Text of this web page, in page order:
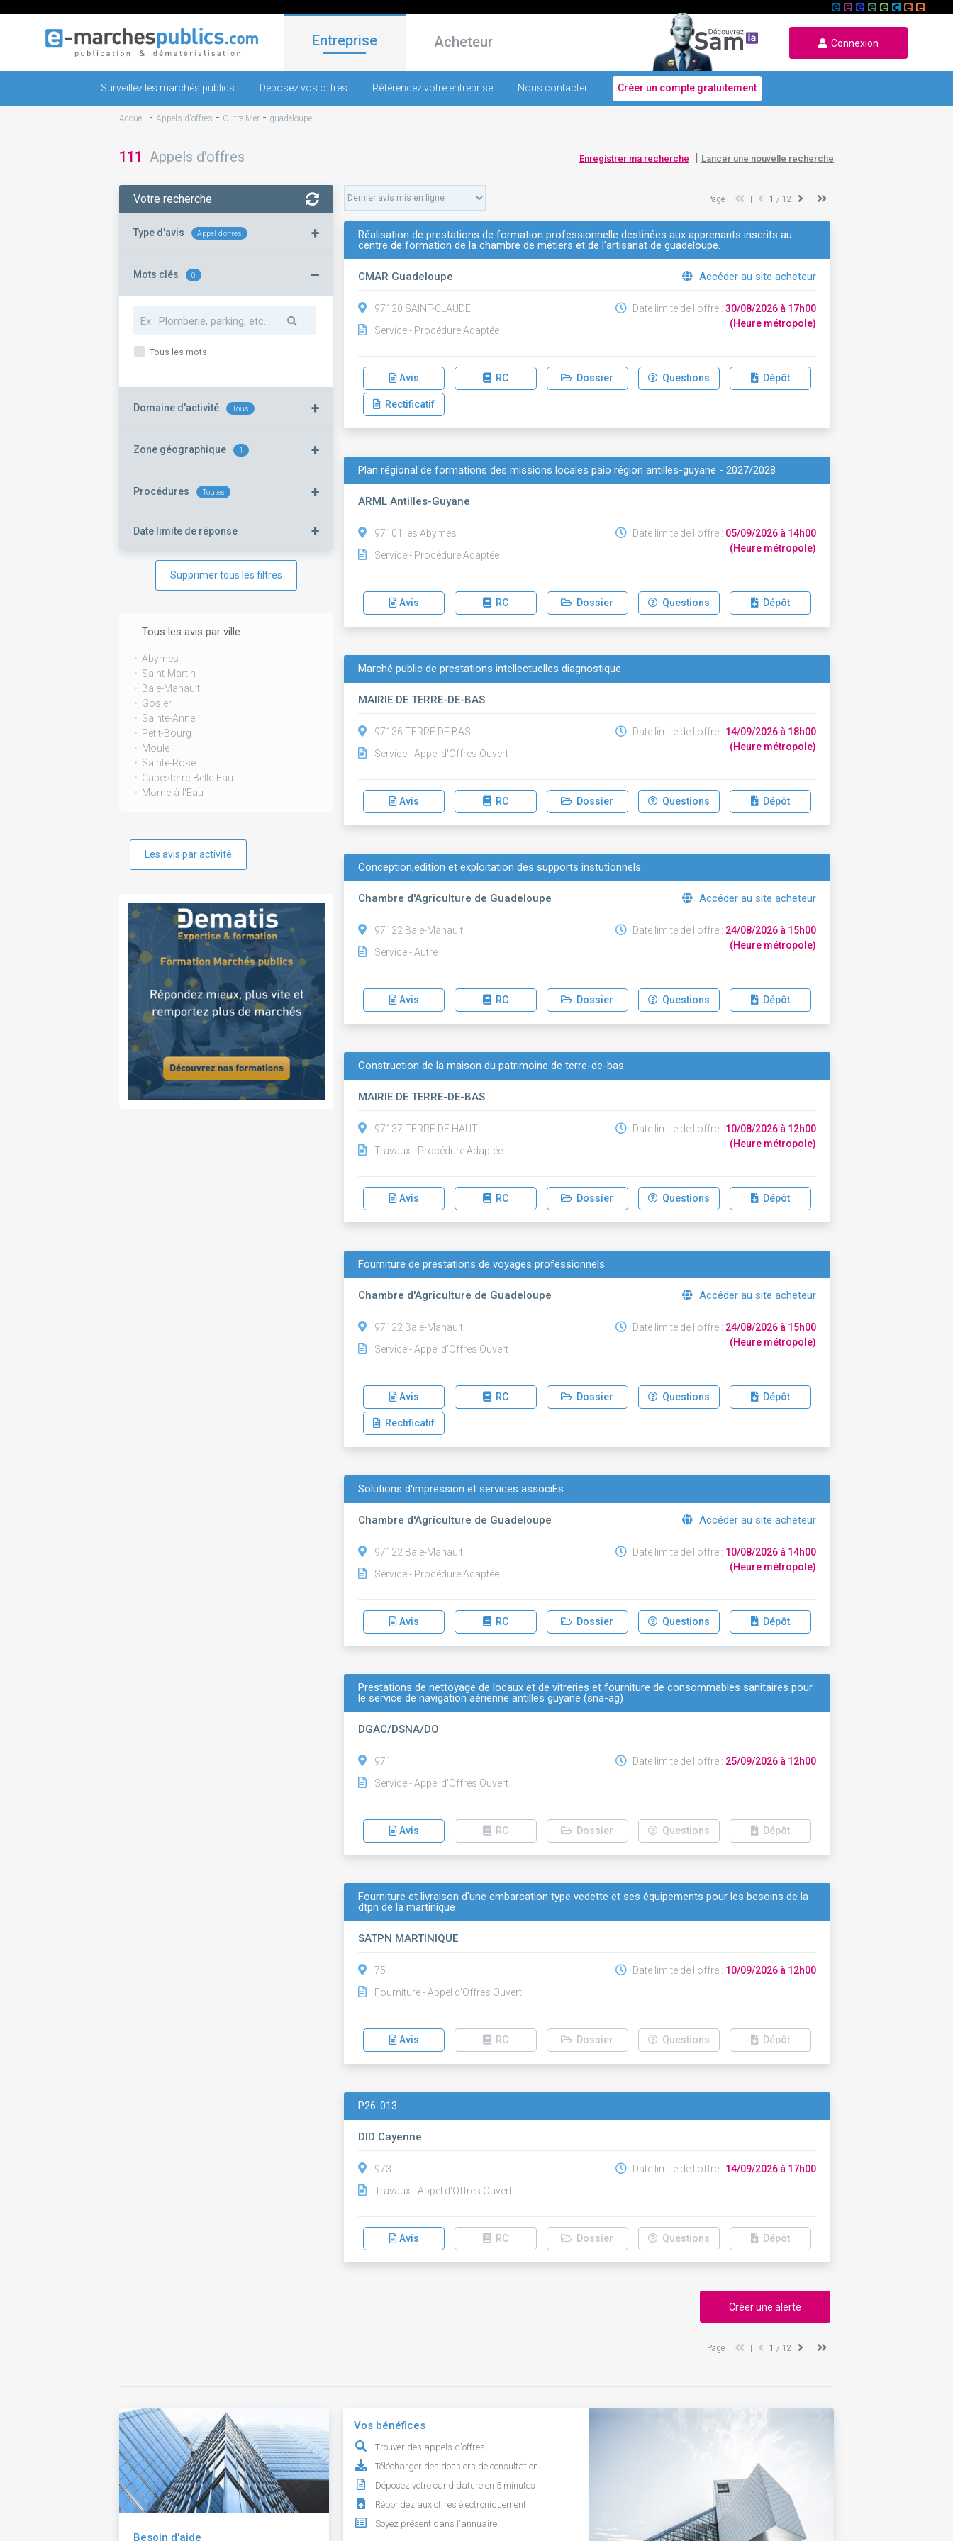
Entreprise Acheteur Connexion
Surveillez les marchés publics Déposez vos offres Référencez votre entreprise Nous contacter Créer un compte gratuitement
Accueil - Appels d'offres - Outre-Mer - guadeloupe
111 Appels d'offres Enregistrer ma recherche | Lancer une nouvelle recherche
Votre recherche
Type d'avis Appel d'offres +
Mots clés 0 –
Tous les mots
Domaine d'activité Tous +
Zone géographique 1 +
Procédures Toutes +
Date limite de réponse +
Supprimer tous les filtres
Tous les avis par ville
Abymes
Saint-Martin
Baie-Mahault
Gosier
Sainte-Anne
Petit-Bourg
Moule
Sainte-Rose
Capesterre-Belle-Eau
Morne-à-l'Eau
Les avis par activité
Page : 1 / 12
Réalisation de prestations de formation professionnelle destinées aux apprenants inscrits au
centre de formation de la chambre de métiers et de l'artisanat de guadeloupe.
CMAR Guadeloupe Accéder au site acheteur
97120 SAINT-CLAUDE
Service - Procédure Adaptée
Date limite de l'offre : 30/08/2026 à 17h00
(Heure métropole)
Avis RC Dossier Questions Dépôt
Rectificatif
Plan régional de formations des missions locales paio région antilles-guyane - 2027/2028
ARML Antilles-Guyane
97101 les Abymes
Service - Procédure Adaptée
Date limite de l'offre : 05/09/2026 à 14h00
(Heure métropole)
Avis RC Dossier Questions Dépôt
Marché public de prestations intellectuelles diagnostique
MAIRIE DE TERRE-DE-BAS
97136 TERRE DE BAS
Service - Appel d'Offres Ouvert
Date limite de l'offre : 14/09/2026 à 18h00
(Heure métropole)
Avis RC Dossier Questions Dépôt
Conception,edition et exploitation des supports instutionnels
Chambre d'Agriculture de Guadeloupe Accéder au site acheteur
97122 Baie-Mahault
Service - Autre
Date limite de l'offre : 24/08/2026 à 15h00
(Heure métropole)
Avis RC Dossier Questions Dépôt
Construction de la maison du patrimoine de terre-de-bas
MAIRIE DE TERRE-DE-BAS
97137 TERRE DE HAUT
Travaux - Procédure Adaptée
Date limite de l'offre : 10/08/2026 à 12h00
(Heure métropole)
Avis RC Dossier Questions Dépôt
Fourniture de prestations de voyages professionnels
Chambre d'Agriculture de Guadeloupe Accéder au site acheteur
97122 Baie-Mahault
Service - Appel d'Offres Ouvert
Date limite de l'offre : 24/08/2026 à 15h00
(Heure métropole)
Avis RC Dossier Questions Dépôt
Rectificatif
Solutions d'impression et services associÉs
Chambre d'Agriculture de Guadeloupe Accéder au site acheteur
97122 Baie-Mahault
Service - Procédure Adaptée
Date limite de l'offre : 10/08/2026 à 14h00
(Heure métropole)
Avis RC Dossier Questions Dépôt
Prestations de nettoyage de locaux et de vitreries et fourniture de consommables sanitaires pour
le service de navigation aérienne antilles guyane (sna-ag)
DGAC/DSNA/DO
971
Service - Appel d'Offres Ouvert
Date limite de l'offre : 25/09/2026 à 12h00
Avis RC Dossier Questions Dépôt
Fourniture et livraison d'une embarcation type vedette et ses équipements pour les besoins de la
dtpn de la martinique
SATPN MARTINIQUE
75
Fourniture - Appel d'Offres Ouvert
Date limite de l'offre : 10/09/2026 à 12h00
Avis RC Dossier Questions Dépôt
P26-013
DID Cayenne
973
Travaux - Appel d'Offres Ouvert
Date limite de l'offre : 14/09/2026 à 17h00
Avis RC Dossier Questions Dépôt
Créer une alerte
Page : 1 / 12
Besoin d'aide
Vos bénéfices
Trouver des appels d'offres
Télécharger des dossiers de consultation
Déposez votre candidature en 5 minutes
Répondez aux offres électroniquement
Soyez présent dans l'annuaire